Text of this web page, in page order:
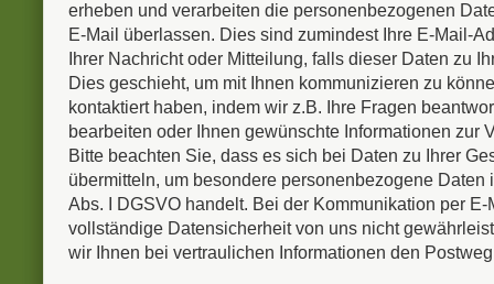
erheben und verarbeiten die personenbezogenen
E-Mail überlassen. Dies sind zumindest Ihre E-Mail-
Ihrer Nachricht oder Mitteilung, falls dieser Daten zu
Dies geschieht, um mit Ihnen kommunizieren zu
kontaktiert haben, indem wir z.B. Ihre Fragen
bearbeiten oder Ihnen gewünschte Informationen zur
Bitte beachten Sie, dass es sich bei Daten zu Ihrer
übermitteln, um besondere personenbezogene Daten
Abs. I DGSVO handelt. Bei der Kommunikation per E-
vollständige Datensicherheit von uns nicht
wir Ihnen bei vertraulichen Informationen den